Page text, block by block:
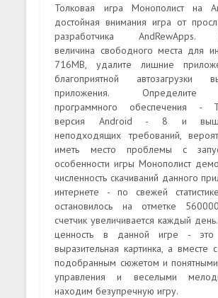
Толковая игра Монополист на
достойная внимания игра от
разработчика AndRewApps.
величина свободного места для
716MB, удалите лишние
благоприятной автозагрузки
приложения. Определите
программного обеспечения -
версия Android - 8 и
неподходящих требований,
иметь место проблемы с
особенности игры Монополист
численность скачиваний данного
интернете - по свежей
остановилось на отметке
счетчик увеличивается каждый
ценность в данной игре -
выразительная картинка, а вместе
подобранным сюжетом и
управления и веселыми
находим безупречную игру.